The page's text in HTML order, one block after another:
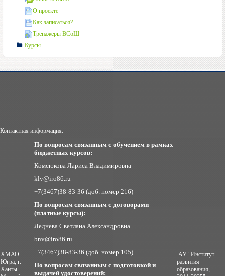
О проекте
Как записаться?
Тренажеры ВСоШ
Курсы
Контактная информация:
ХМАО-
Югра, г.
Ханты-
По вопросам связанным с обучением в рамках
бюджетных курсов:
Комсюкова Лариса Владимировна
klv@iro86.ru
+7(3467)38-83-36 (доб. номер 216)
По вопросам связанным с договорами
(платные курсы):
Леднева Светлана Александровна
bnv@iro86.ru
+7(3467)38-83-36 (доб. номер 105)
По вопросам связанным с подготовкой и
выдачей удостоверений:
АУ "Институт
развития
образования,